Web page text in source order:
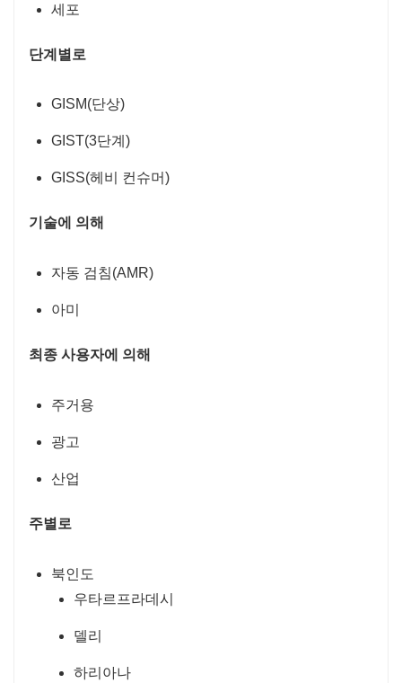
세포
단계별로
GISM(단상)
GIST(3단계)
GISS(헤비 컨슈머)
기술에 의해
자동 검침(AMR)
아미
최종 사용자에 의해
주거용
광고
산업
주별로
북인도
우타르프라데시
델리
하리아나